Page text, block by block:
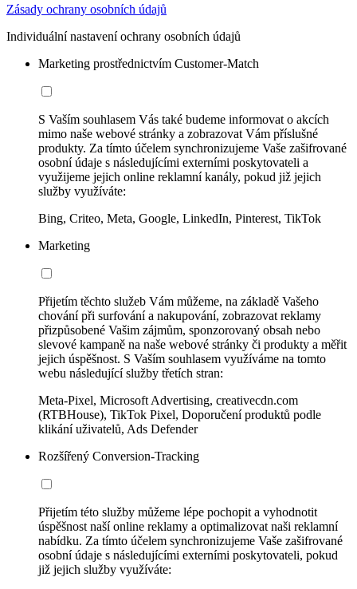
Zásady ochrany osobních údajů
Individuální nastavení ochrany osobních údajů
Marketing prostřednictvím Customer-Match
S Vaším souhlasem Vás také budeme informovat o akcích
mimo naše webové stránky a zobrazovat Vám příslušné
produkty. Za tímto účelem synchronizujeme Vaše zašifrované
osobní údaje s následujícími externími poskytovateli a
využijeme jejich online reklamní kanály, pokud již jejich
služby využíváte:
Bing, Criteo, Meta, Google, LinkedIn, Pinterest, TikTok
Marketing
Přijetím těchto služeb Vám můžeme, na základě Vašeho
chování při surfování a nakupování, zobrazovat reklamy
přizpůsobené Vašim zájmům, sponzorovaný obsah nebo
slevové kampaně na naše webové stránky či produkty a měřit
jejich úspěšnost. S Vaším souhlasem využíváme na tomto
webu následující služby třetích stran:
Meta-Pixel, Microsoft Advertising, creativecdn.com
(RTBHouse), TikTok Pixel, Doporučení produktů podle
klikání uživatelů, Ads Defender
Rozšířený Conversion-Tracking
Přijetím této služby můžeme lépe pochopit a vyhodnotit
úspěšnost naší online reklamy a optimalizovat naši reklamní
nabídku. Za tímto účelem synchronizujeme Vaše zašifrované
osobní údaje s následujícími externími poskytovateli, pokud
již jejich služby využíváte: